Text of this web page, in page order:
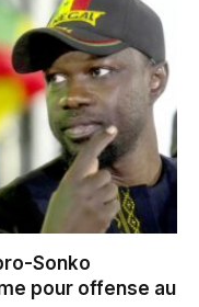
Sonko
pour offense au